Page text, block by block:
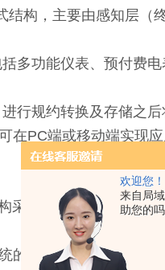
欢迎您！
来自局
助您的
，主要由感知层（
功能仪表、预付费电
规约转换及存储之后
PC端或移动端实现应
用分层分布式的结构
底层，也是构建该能